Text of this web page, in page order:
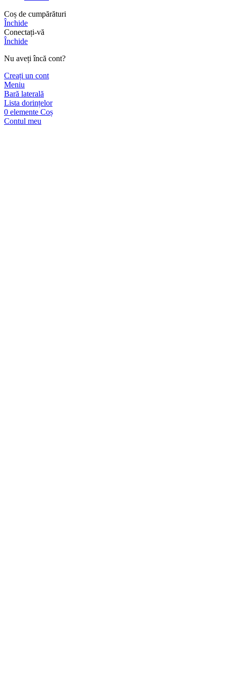
Coș de cumpărături
Închide
Conectați-vă
Închide
Nu aveți încă cont?
Creați un cont
Meniu
Bară laterală
Lista dorințelor
0 elemente Coș
Contul meu